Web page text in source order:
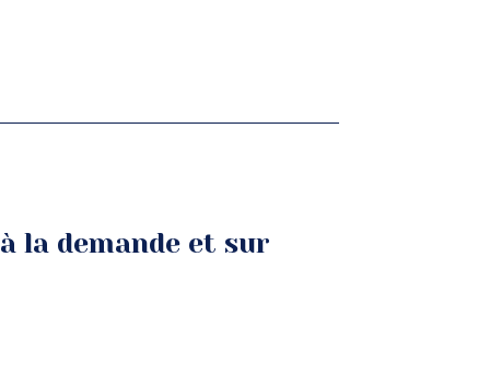
la demande et sur